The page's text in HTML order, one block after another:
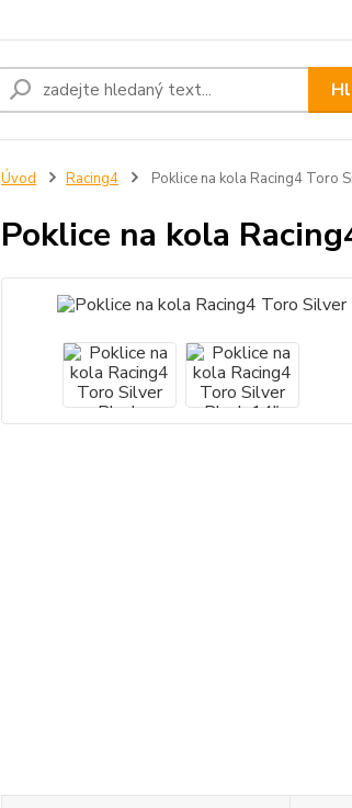
Úvod Racing4 Poklice na kola Racing4 Toro
Poklice na kola